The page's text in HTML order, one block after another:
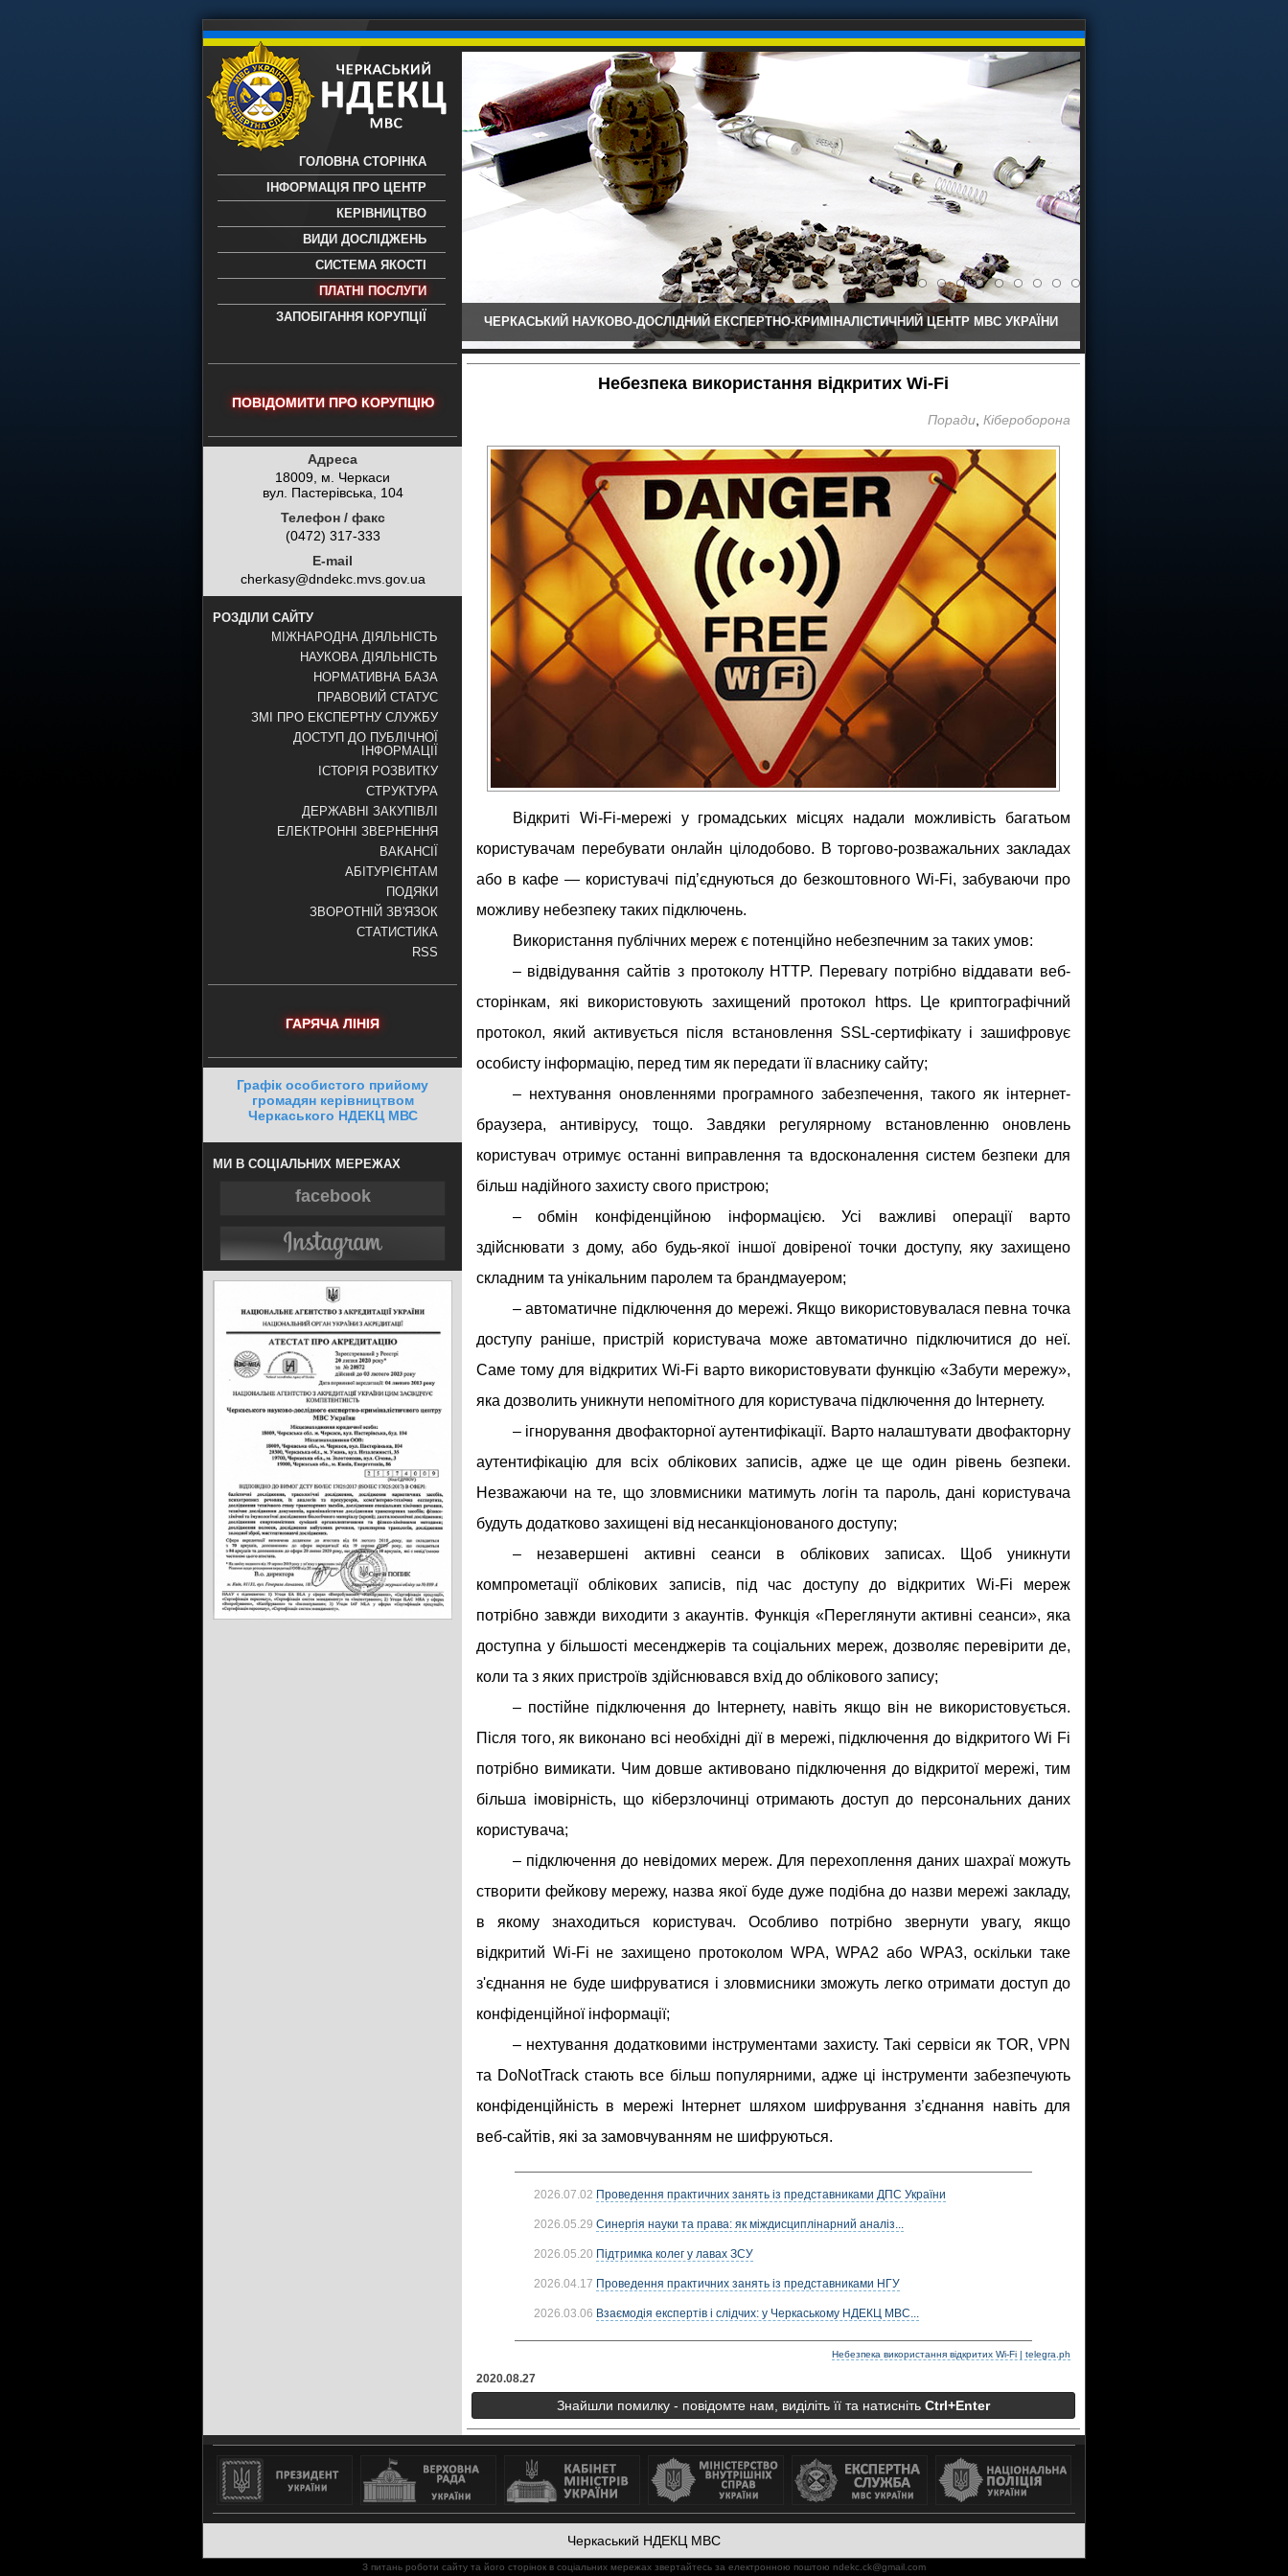
науково-дослідний експертно-
- проведення всих видів судових
експертиз
ГОЛОВНА СТОРІНКА
ІНФОРМАЦІЯ ПРО ЦЕНТР
КЕРІВНИЦТВО
ВИДИ ДОСЛІДЖЕНЬ
СИСТЕМА ЯКОСТІ
ПЛАТНІ ПОСЛУГИ
ЗАПОБІГАННЯ КОРУПЦІЇ
ЧЕРКАСЬКИЙ НАУКОВО-ДОСЛІДНИЙ ЕКСПЕРТНО-КРИМІНАЛІСТИЧНИЙ ЦЕНТР МВС УКРАЇНИ
ПОВІДОМИТИ ПРО КОРУПЦІЮ
Адреса
18009, м. Черкаси
вул. Пастерівська, 104
Телефон / факс
(0472) 317-333
E-mail
cherkasy@dndekc.mvs.gov.ua
РОЗДІЛИ САЙТУ
МІЖНАРОДНА ДІЯЛЬНІСТЬ
НАУКОВА ДІЯЛЬНІСТЬ
НОРМАТИВНА БАЗА
ПРАВОВИЙ СТАТУС
ЗМІ ПРО ЕКСПЕРТНУ СЛУЖБУ
ДОСТУП ДО ПУБЛІЧНОЇ
ІНФОРМАЦІЇ
ІСТОРІЯ РОЗВИТКУ
СТРУКТУРА
ДЕРЖАВНІ ЗАКУПІВЛІ
ЕЛЕКТРОННІ ЗВЕРНЕННЯ
ВАКАНСІЇ
АБІТУРІЄНТАМ
ПОДЯКИ
ЗВОРОТНІЙ ЗВ'ЯЗОК
СТАТИСТИКА
RSS
ГАРЯЧА ЛІНІЯ
Графік особистого прийому
громадян керівництвом
Черкаського НДЕКЦ МВС
МИ В СОЦІАЛЬНИХ МЕРЕЖАХ
facebook
Небезпека використання відкритих Wi-Fi
Поради Кібероборона
Відкриті Wi-Fi-мережі у громадських місцях надали можливість багатьом
користувачам перебувати онлайн цілодобово. В торгово-розважальних закладах
або в кафе — користувачі під’єднуються до безкоштовного Wi-Fi, забуваючи про
можливу небезпеку таких підключень.
Використання публічних мереж є потенційно небезпечним за таких умов:
– відвідування сайтів з протоколу HTTP. Перевагу потрібно віддавати веб-
сторінкам, які використовують захищений протокол https. Це криптографічний
протокол, який активується після встановлення SSL-сертифікату і зашифровує
особисту інформацію, перед тим як передати її власнику сайту;
– нехтування оновленнями програмного забезпечення, такого як інтернет-
браузера, антивірусу, тощо. Завдяки регулярному встановленню оновлень
користувач отримує останні виправлення та вдосконалення систем безпеки для
більш надійного захисту свого пристрою;
– обмін конфіденційною інформацією. Усі важливі операції варто
здійснювати з дому, або будь-якої іншої довіреної точки доступу, яку захищено
складним та унікальним паролем та брандмауером;
– автоматичне підключення до мережі. Якщо використовувалася певна точка
доступу раніше, пристрій користувача може автоматично підключитися до неї.
Саме тому для відкритих Wi-Fi варто використовувати функцію «Забути мережу»,
яка дозволить уникнути непомітного для користувача підключення до Інтернету.
– ігнорування двофакторної аутентифікації. Варто налаштувати двофакторну
аутентифікацію для всіх облікових записів, адже це ще один рівень безпеки.
Незважаючи на те, що зловмисники матимуть логін та пароль, дані користувача
будуть додатково захищені від несанкціонованого доступу;
– незавершені активні сеанси в облікових записах. Щоб уникнути
компрометації облікових записів, під час доступу до відкритих Wi-Fi мереж
потрібно завжди виходити з акаунтів. Функція «Переглянути активні сеанси», яка
доступна у більшості месенджерів та соціальних мереж, дозволяє перевірити де,
коли та з яких пристроїв здійснювався вхід до облікового запису;
– постійне підключення до Інтернету, навіть якщо він не використовується.
Після того, як виконано всі необхідні дії в мережі, підключення до відкритого Wi Fi
потрібно вимикати. Чим довше активовано підключення до відкритої мережі, тим
більша імовірність, що кіберзлочинці отримають доступ до персональних даних
користувача;
– підключення до невідомих мереж. Для перехоплення даних шахраї можуть
створити фейкову мережу, назва якої буде дуже подібна до назви мережі закладу,
в якому знаходиться користувач. Особливо потрібно звернути увагу, якщо
відкритий Wi-Fi не захищено протоколом WPA, WPA2 або WPA3, оскільки таке
з'єднання не буде шифруватися і зловмисники зможуть легко отримати доступ до
конфіденційної інформації;
– нехтування додатковими інструментами захисту. Такі сервіси як TOR, VPN
та DoNotTrack стають все більш популярними, адже ці інструменти забезпечують
конфіденційність в мережі Інтернет шляхом шифрування з’єднання навіть для
веб-сайтів, які за замовчуванням не шифруються.
2026.07.02 Проведення практичних занять із представниками ДПС України
2026.05.29 Синергія науки та права: як міждисциплінарний аналіз...
2026.05.20 Підтримка колег у лавах ЗСУ
2026.04.17 Проведення практичних занять із представниками НГУ
2026.03.06 Взаємодія експертів і слідчих: у Черкаському НДЕКЦ МВС...
2020.08.27
Небезпека використання відкритих Wi-Fi | telegra.ph
Знайшли помилку - повідомте нам, виділіть її та натисніть Ctrl+Enter
Черкаський НДЕКЦ МВС
З питань роботи сайту та його сторінок в соціальних мережах звертайтесь за електронною поштою ndekc.ck@gmail.com